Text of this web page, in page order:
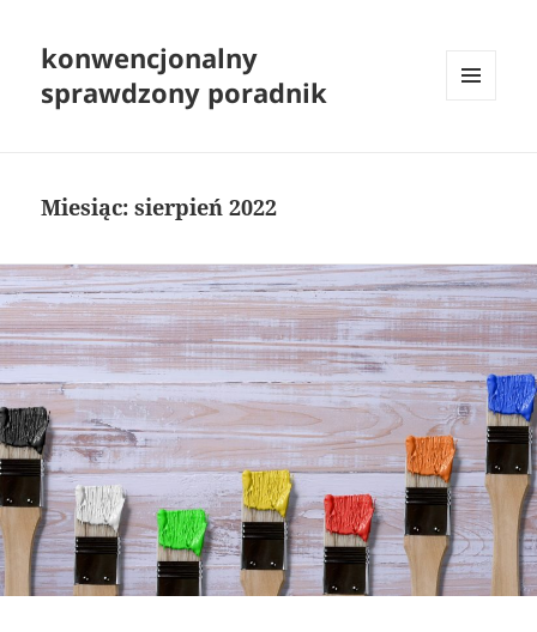
konwencjonalny
sprawdzony poradnik
Miesiąc:sierpień 2022